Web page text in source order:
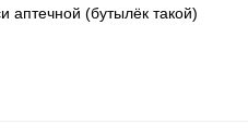
(бутылёк такой)